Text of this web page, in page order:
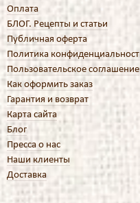
Оплата
БЛОГ. Рецепты и статьи
Публичная оферта
Политика
Пользовательское соглашение
Как оформить заказ
Гарантия и возврат
Карта сайта
Блог
Пресса о нас
Наши клиенты
Доставка